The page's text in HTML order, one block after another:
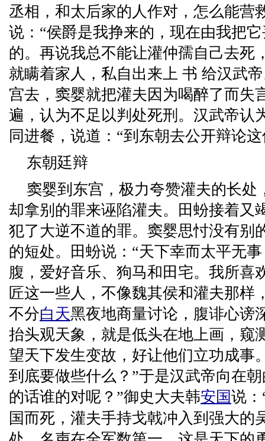
丞相，和太后家的人作对，怎么能营
说：“侯爵是我挣来的，现在由我把
的。再说我总不能让灌仲孺自己去死
就瞒着家人，私自出来上 书 给汉武
宫去，窦婴就把灌夫因为喝醉了而失
遍，认为不足以判处死刑。汉武帝认
同进餐，说道：“到东朝去公开辩论
东朝廷辩
窦婴到东宫，极力夸赞灌夫的长处
却拿别的罪来诬陷灌夫。田蚡接着又
犯了大逆不道的罪。窦婴思忖没有别
的短处。田蚡说：“天下幸而太平无
腹，爱好音乐、狗马和田宅。我所喜
匠这一些人，不像魏其侯和灌夫那样
不分白天黑夜地商量讨论，腹诽心谤
抬头观天象，就是低头在地上画，窥
望天下发生变故，好让他们立功成事
到底要做些什么？”于是汉武帝向在
的话谁的对呢？”御史大夫韩安国说
国而死，灌夫手持戈戟冲入到强大的